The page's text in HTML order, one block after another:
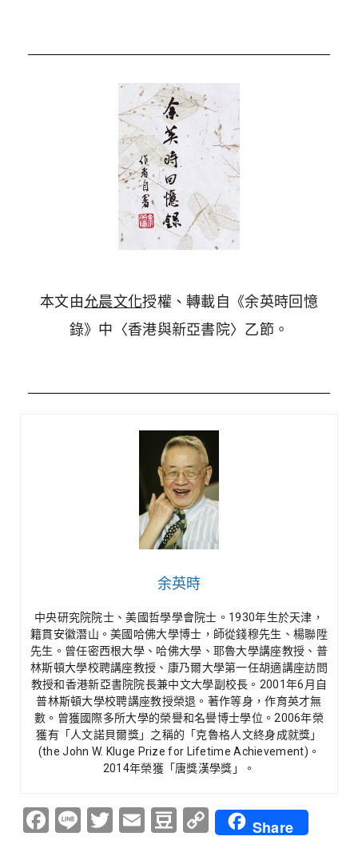
本文由允晨文化授權、轉載自《余英時回憶
錄》中〈香港與新亞書院〉乙節。
余英時
中央研究院院士、美國哲學學會院士。1930年生於天津，
籍貫安徽潛山。美國哈佛大學博士，師從錢穆先生、楊聯陞
先生。曾任密西根大學、哈佛大學、耶魯大學講座教授、普
林斯頓大學校聘講座教授、康乃爾大學第一任胡適講座訪問
教授和香港新亞書院院長兼中文大學副校長。2001年6月自
普林斯頓大學校聘講座教授榮退。著作等身，作育英才無
數。曾獲國際多所大學的榮譽和名譽博士學位。2006年榮
獲有「人文諾貝爾獎」之稱的「克魯格人文終身成就獎」
(the John W. Kluge Prize for Lifetime Achievement)。
2014年榮獲「唐獎漢學獎」。
Facebook
LineTwitter
EmailDouban
Copy
Link
Share